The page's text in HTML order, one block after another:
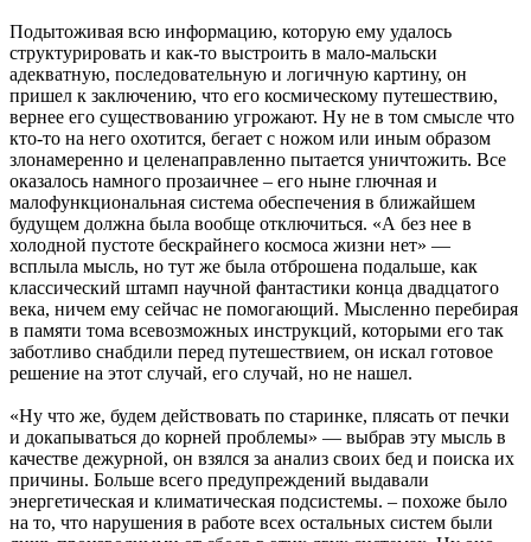
Подытоживая всю информацию, которую ему удалось
структурировать и как-то выстроить в мало-мальски
адекватную, последовательную и логичную картину, он
пришел к заключению, что его космическому путешествию,
вернее его существованию угрожают. Ну не в том смысле что
кто-то на него охотится, бегает с ножом или иным образом
злонамеренно и целенаправленно пытается уничтожить. Все
оказалось намного прозаичнее – его ныне глючная и
малофункциональная система обеспечения в ближайшем
будущем должна была вообще отключиться. «А без нее в
холодной пустоте бескрайнего космоса жизни нет» —
всплыла мысль, но тут же была отброшена подальше, как
классический штамп научной фантастики конца двадцатого
века, ничем ему сейчас не помогающий. Мысленно перебирая
в памяти тома всевозможных инструкций, которыми его так
заботливо снабдили перед путешествием, он искал готовое
решение на этот случай, его случай, но не нашел.
«Ну что же, будем действовать по старинке, плясать от печки
и докапываться до корней проблемы» — выбрав эту мысль в
качестве дежурной, он взялся за анализ своих бед и поиска их
причины. Больше всего предупреждений выдавали
энергетическая и климатическая подсистемы. – похоже было
на то, что нарушения в работе всех остальных систем были